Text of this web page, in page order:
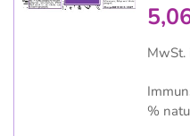
MwSt.
%